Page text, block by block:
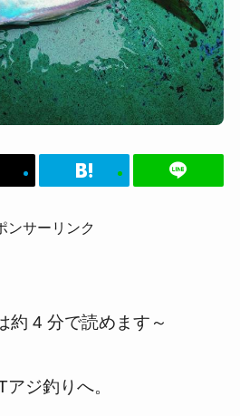
ンサーリンク
約 4 分で読めます～
ジ釣りへ。